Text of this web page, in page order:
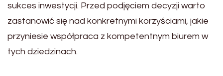
sukces inwestycji. Przed podjęciem decyzji warto
zastanowić się nad konkretnymi korzyściami, jakie
przyniesie współpraca z kompetentnym biurem w
tych dziedzinach.